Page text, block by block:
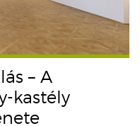
– A
kastély